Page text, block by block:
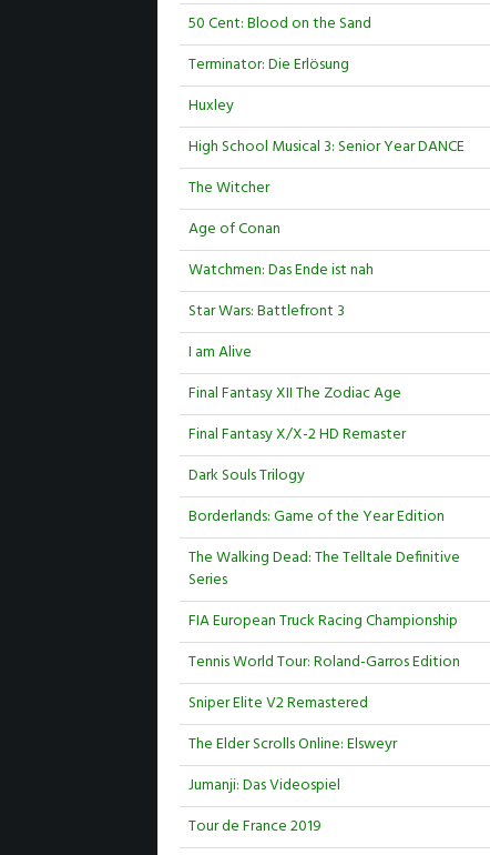
50 Cent: Blood on the Sand
Terminator: Die Erlösung
Huxley
High School Musical 3: Senior Year DANCE
The Witcher
Age of Conan
Watchmen: Das Ende ist nah
Star Wars: Battlefront 3
I am Alive
Final Fantasy XII The Zodiac Age
Final Fantasy X/X-2 HD Remaster
Dark Souls Trilogy
Borderlands: Game of the Year Edition
The Walking Dead: The Telltale Definitive
Series
FIA European Truck Racing Championship
Tennis World Tour: Roland-Garros Edition
Sniper Elite V2 Remastered
The Elder Scrolls Online: Elsweyr
Jumanji: Das Videospiel
Tour de France 2019